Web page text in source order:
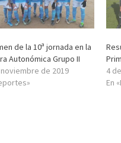
de la 10ª jornada en la
Autonómica Grupo II
de 2019
4
En